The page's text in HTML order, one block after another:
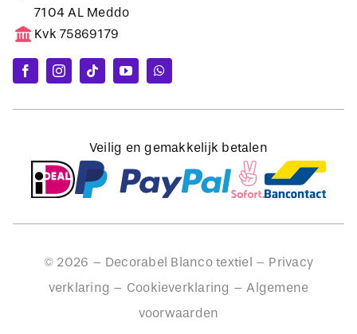
7104 AL Meddo
Kvk 75869179
Veilig en gemakkelijk betalen
© 2026 – Decorabel Blanco textiel – Privacy
verklaring – Cookieverklaring –Algemene
voorwaarden